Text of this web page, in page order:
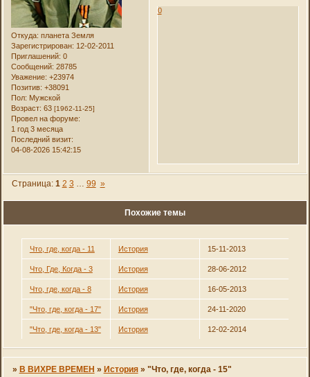
Откуда: планета Земля
Зарегистрирован: 12-02-2011
Приглашений: 0
Сообщений: 28785
Уважение: +23974
Позитив: +38091
Пол: Мужской
Возраст: 63[1962-11-25]
Провел на форуме:
1 год 3 месяца
Последний визит:
04-08-2026 15:42:15
0
Страница: 1 2 3 … 99 »
Похожие темы
Что, где, когда - 11 История 15-11-2013
Что, Где, Когда - 3 История 28-06-2012
Что, где, когда - 8 История 16-05-2013
"Что, где, когда - 17" История 24-11-2020
"Что, где, когда - 13" История 12-02-2014
» В ВИХРЕ ВРЕМЕН » История » "Что, где, когда - 15"